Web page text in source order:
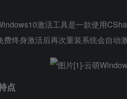
激活工具是一款使用
费终身激活后再次重装系统会自动
点